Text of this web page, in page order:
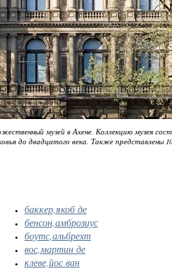
музей в Ахене. Коллекцию музея
до двадцатого века. Также представлены
баккер,якоб де
бенсон,амброзиус
боутс,альбрехт
вос,мартин де
клеве,йос ван